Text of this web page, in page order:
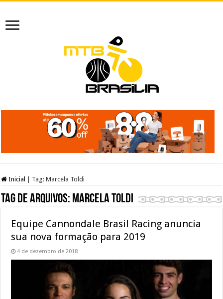
Inicial Tag:Marcela Toldi
Tag de arquivos: Marcela Toldi
Equipe Cannondale Brasil Racing anuncia
sua nova formação para 2019
4 de dezembro de 2018